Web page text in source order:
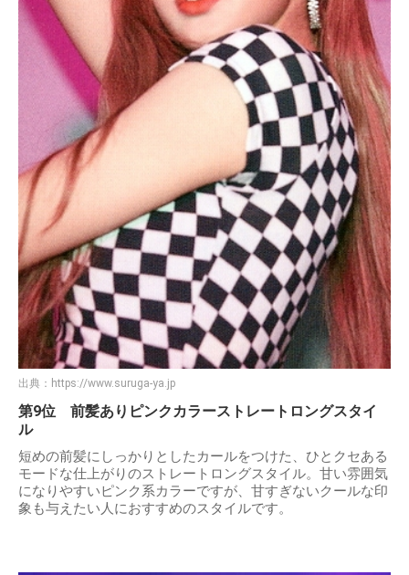
出典： https://www.suruga-ya.jp
第9位 前髪ありピンクカラーストレートロングスタイ
ル
短めの前髪にしっかりとしたカールをつけた、ひとクセある
モードな仕上がりのストレートロングスタイル。甘い雰囲気
になりやすいピンク系カラーですが、甘すぎないクールな印
象も与えたい人におすすめのスタイルです。